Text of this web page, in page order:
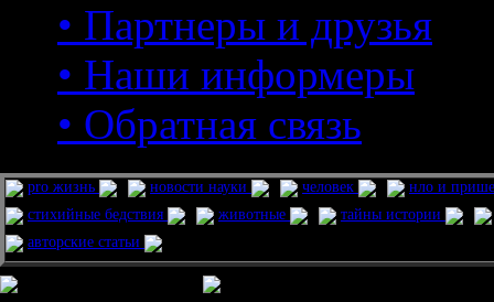
• Партнеры и друзья
• Наши информеры
• Обратная связь
pro жизнь новости науки человек
нло и
стихийные бедствия
животные
тайны истории
авторские статьи